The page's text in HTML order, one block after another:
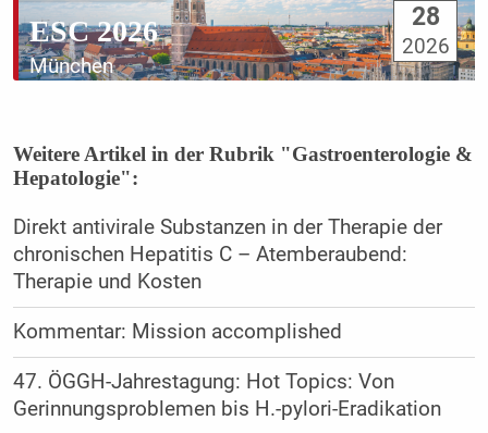
ESC 2026
München
28
2026
Weitere Artikel in der Rubrik "Gastroenterologie &
Hepatologie":
Direkt antivirale Substanzen in der Therapie der
chronischen Hepatitis C – Atemberaubend:
Therapie und Kosten
Kommentar: Mission accomplished
47. ÖGGH-Jahrestagung: Hot Topics: Von
Gerinnungsproblemen bis H.-pylori-Eradikation